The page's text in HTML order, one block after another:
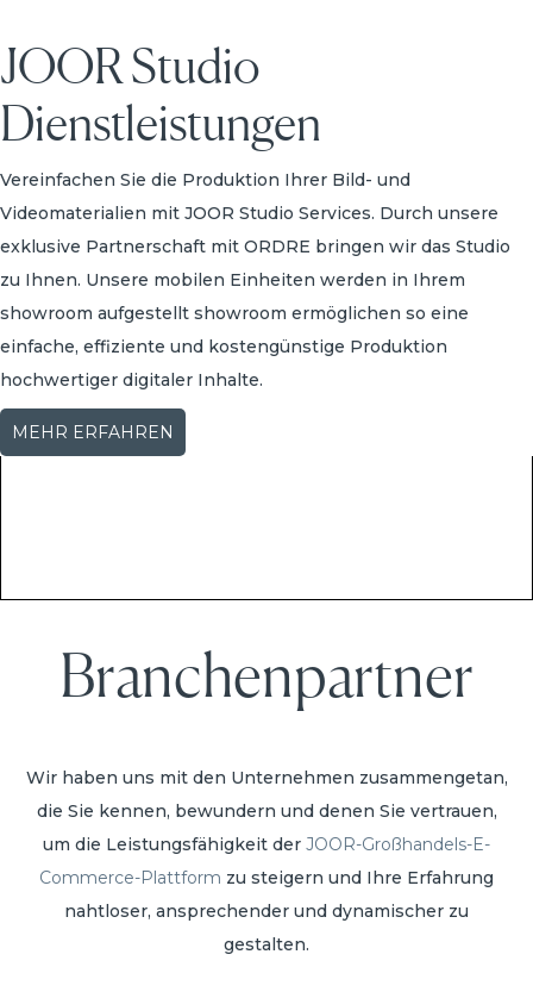
JOOR Studio
Dienstleistungen
Vereinfachen Sie die Produktion Ihrer Bild- und
Videomaterialien mit JOOR Studio Services. Durch unsere
exklusive Partnerschaft mit ORDRE bringen wir das Studio
zu Ihnen. Unsere mobilen Einheiten werden in Ihrem
showroom aufgestellt showroom ermöglichen so eine
einfache, effiziente und kostengünstige Produktion
hochwertiger digitaler Inhalte.
MEHR ERFAHREN
Branchenpartner
Wir haben uns mit den Unternehmen zusammengetan,
die Sie kennen, bewundern und denen Sie vertrauen,
um die Leistungsfähigkeit der JOOR-Großhandels-E-
Commerce-Plattform zu steigern und Ihre Erfahrung
nahtloser, ansprechender und dynamischer zu
gestalten.